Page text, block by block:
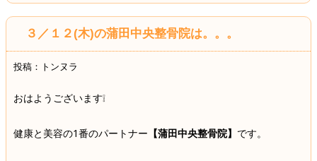
３／１２(木)の蒲田中央整骨院は。。。
投稿：トンヌラ
おはようございます❕
健康と美容の1番のパートナー 【蒲田中央整骨院】 です。